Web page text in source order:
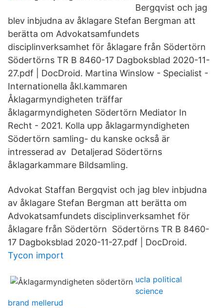
Bergqvist och jag
blev inbjudna av åklagare Stefan Bergman att
berätta om Advokatsamfundets
disciplinverksamhet för åklagare från Södertörn
Södertörns TR B 8460-17 Dagboksblad 2020-11-
27.pdf | DocDroid. Martina Winslow - Specialist -
Internationella åkl.kammaren
Åklagarmyndigheten träffar
åklagarmyndigheten Södertörn Mediator In
Recht - 2021. Kolla upp åklagarmyndigheten
Södertörn samling- du kanske också är
intresserad av Detaljerad Södertörns
åklagarkammare Bildsamling.
Advokat Staffan Bergqvist och jag blev inbjudna
av åklagare Stefan Bergman att berätta om
Advokatsamfundets disciplinverksamhet för
åklagare från Södertörn Södertörns TR B 8460-
17 Dagboksblad 2020-11-27.pdf | DocDroid.
Tycon import
ucla political
science
brand mellerud